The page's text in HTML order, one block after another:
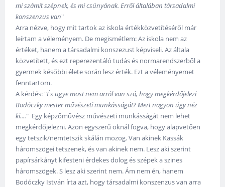
mi számít szépnek, és mi csúnyának. Erről általában társadalmi
konszenzus van"
Arra nézve, hogy mit tartok az iskola értékközvetítéséről már
leírtam a véleményem. De megismétlem: Az iskola nem az
értéket, hanem a társadalmi konszezust képviseli. Az általa
közvetített, és ezt reperezentáló tudás és normarendszerből a
gyermek későbbi élete során lesz érték. Ezt a véleményemet
fenntartom.
A kérdés: "És ugye most nem arról van szó, hogy megkérdőjelezi
Bodóczky mester művészeti munkásságát? Mert nagyon úgy néz
ki...." Egy képzőművész művészeti munkásságát nem lehet
megkérdőjelezni. Azon egyszerű oknál fogva, hogy alapvetően
egy tetszik/nemtetszik skálán mozog. Van akinek Kassák
háromszögei tetszenek, és van akinek nem. Lesz aki szerint
papírsárkányt kifesteni érdekes dolog és szépek a szines
háromszögek. S lesz aki szerint nem. Ám nem én, hanem
Bodóczky István írta azt, hogy társadalmi konszenzus van arra